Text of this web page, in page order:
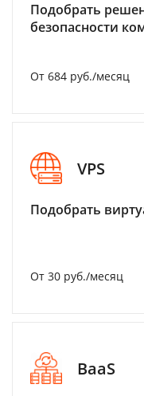
Подобрать
безопасности
От 684 руб./месяц
VPS
Подобрать
От 30 руб./месяц
BaaS